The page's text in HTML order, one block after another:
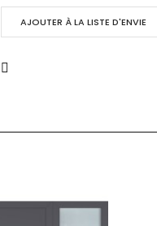
AJOUTER À LA LISTE D'ENVIE